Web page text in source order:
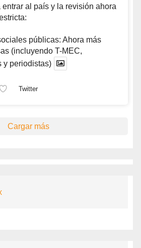
entrar al país y la revisión ahora
públicas: Ahora más
(incluyendo T-MEC,
y periodistas)
Twitter
Cargar más